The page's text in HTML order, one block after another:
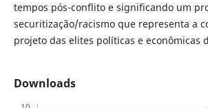
tempos pós-conflito e significando um
securitização/racismo que representa a
projeto das elites políticas e econômicas
Downloads